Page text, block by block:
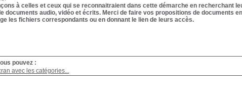
pouvez :
avec les catégories...
à celles et ceux qui se reconnaitraient dans cette démarche en recherchant
documents audio, vidéo et écrits. Merci de faire vos propositions de documents
les fichiers correspondants ou en donnant le lien de leurs accès.